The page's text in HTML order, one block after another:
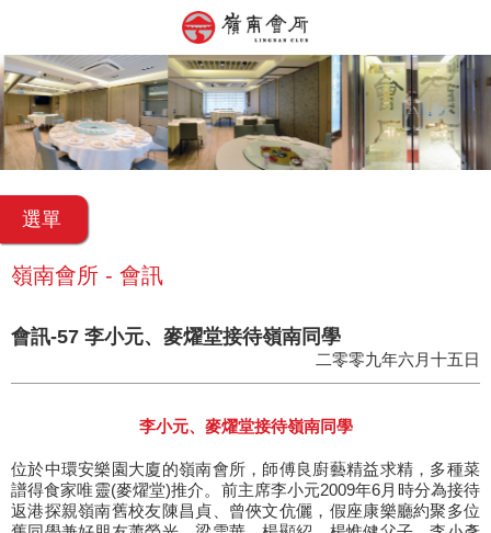
選單
嶺南會所 - 會訊
會訊-57 李小元、麥燿堂接待嶺南同學
二零零九年六月十五日
李小元、麥燿堂接待嶺南同學
位於中環安樂園大廈的嶺南會所，師傅良廚藝精益求精，多種菜
譜得食家唯靈(麥燿堂)推介。前主席李小元2009年6月時分為接待
返港探親嶺南舊校友陳昌貞、曾俠文伉儷，假座康樂廳約聚多位